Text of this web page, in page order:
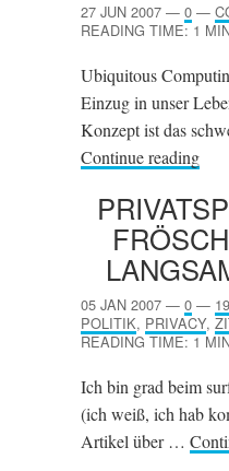
27 JUN 2007 — 0 —
READING TIME: 1
Ubiquitous
Einzug in unser
Konzept ist das
Continue reading
05 JAN 2007 — 0 —
POLITIK, PRIVACY,
READING TIME: 1
Ich bin grad beim
(ich weiß, ich hab
Artikel über …